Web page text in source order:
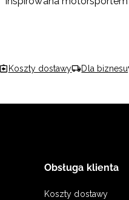
Koszty dostawy Dla biznesu
Obsługa klienta
Koszty dostawy